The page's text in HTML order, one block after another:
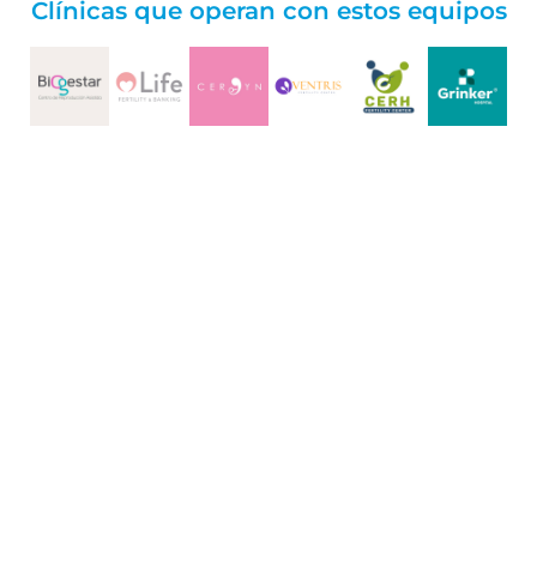
Clínicas que operan con estos equipos